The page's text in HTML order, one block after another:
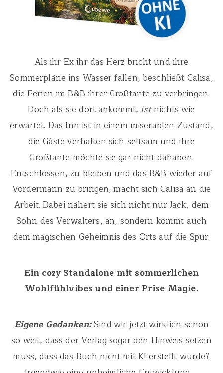
Als ihr Ex ihr das Herz bricht und ihre
Sommerpläne ins Wasser fallen, beschließt Calisa,
die Ferien im B&B ihrer Großtante zu verbringen.
Doch als sie dort ankommt, istnichts wie
erwartet. Das Inn ist in einem miserablen Zustand,
die Gäste verhalten sich seltsam und ihre
Großtante möchte sie gar nicht dahaben.
Entschlossen, zu bleiben und das B&B wieder auf
Vordermann zu bringen, macht sich Calisa an die
Arbeit. Dabei nähert sie sich nicht nur Jack, dem
Sohn des Verwalters, an, sondern kommt auch
dem magischen Geheimnis des Orts auf die Spur.
Ein cozy Standalone mit sommerlichen
Wohlfühlvibes und einer Prise Magie.
Eigene Gedanken:Sind wir jetzt wirklich schon
so weit, dass der Verlag sogar den Hinweis setzen
muss, dass das Buch nicht mit KI erstellt wurde?